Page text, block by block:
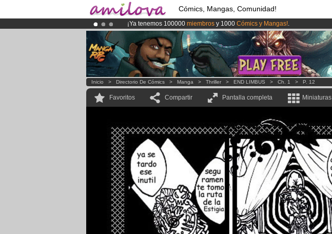
Cómics, Mangas, Comunidad!
¡Ya tenemos 100000 miembros y 1000 Cómics y Mangas!.
¡El Kickstarter Amilova está desormado lanzado!.
¡Conviertete en Premium por3.95 euros al mes!Hazte Premium ya
Inicio > Directorio De Cómics > Manga > Thriller > END LIMBUS > Ch. 1 > P. 12
Favoritos Compartir Pantalla completa Miniaturas